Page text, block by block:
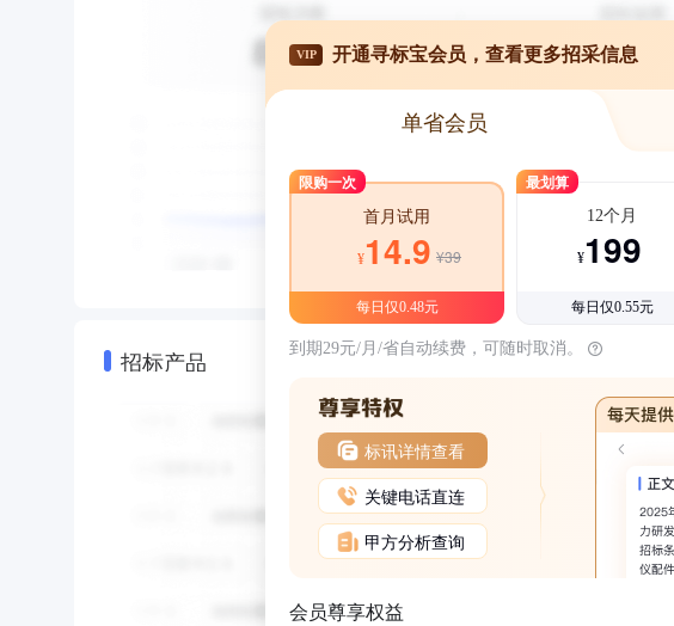
招标产品
VIP 开通寻标宝会员，查看更多招采信息
单省会员
限购一次
首月试用
¥14.9 ¥39
每日仅0.48元
最划算
12个月
¥199
每日仅0.55元
到期29元/月/省自动续费，可随时取消。
标讯详情查看
关键电话直连
甲方分析查询
会员尊享权益